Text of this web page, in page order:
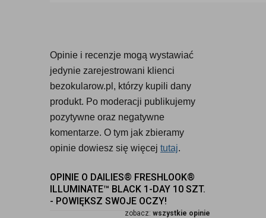
Opinie i recenzje mogą wystawiać
jedynie zarejestrowani klienci
bezokularow.pl, którzy kupili dany
produkt. Po moderacji publikujemy
pozytywne oraz negatywne
komentarze. O tym jak zbieramy
opinie dowiesz się więcej tutaj.
OPINIE O DAILIES® FRESHLOOK®
ILLUMINATE™ BLACK 1-DAY 10 SZT.
- POWIĘKSZ SWOJE OCZY!
zobacz: wszystkie opinie